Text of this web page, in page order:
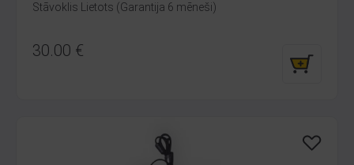
Stāvoklis Lietots (Garantija 6 mēneši)
30.00 €